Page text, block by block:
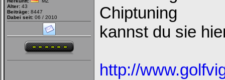
Alter: 43
Beiträge: 8447
Dabei seit: 06 / 2010
Chiptuning
kannst du sie
http://